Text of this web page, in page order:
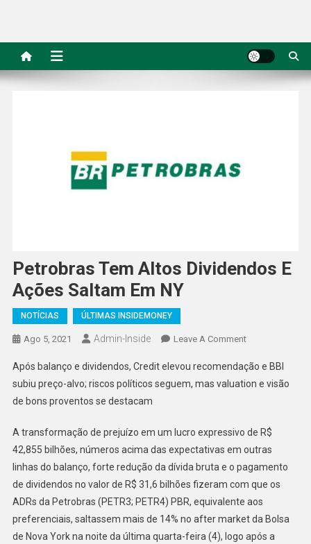
Petrobras Tem Altos Dividendos E
Ações Saltam Em NY
NOTÍCIAS ÚLTIMAS INSIDEMONEY
Ago 5, 2021 Admin-Inside Leave A CommentOn
Tem
Altos
Ações
Saltam
Em
NY
Após balanço e dividendos, Credit elevou recomendação e BBI
subiu preço-alvo; riscos políticos seguem, mas valuation e visão
de bons proventos se destacam
A transformação de prejuízo em um lucro expressivo de R$
42,855 bilhões, números acima das expectativas em outras
linhas do balanço, forte redução da dívida bruta e o pagamento
de dividendos no valor de R$ 31,6 bilhões fizeram com que os
ADRs da Petrobras (PETR3; PETR4) PBR, equivalente aos
preferenciais, saltassem mais de 14% no after market da Bolsa
de Nova York na noite da última quarta-feira (4), logo após a